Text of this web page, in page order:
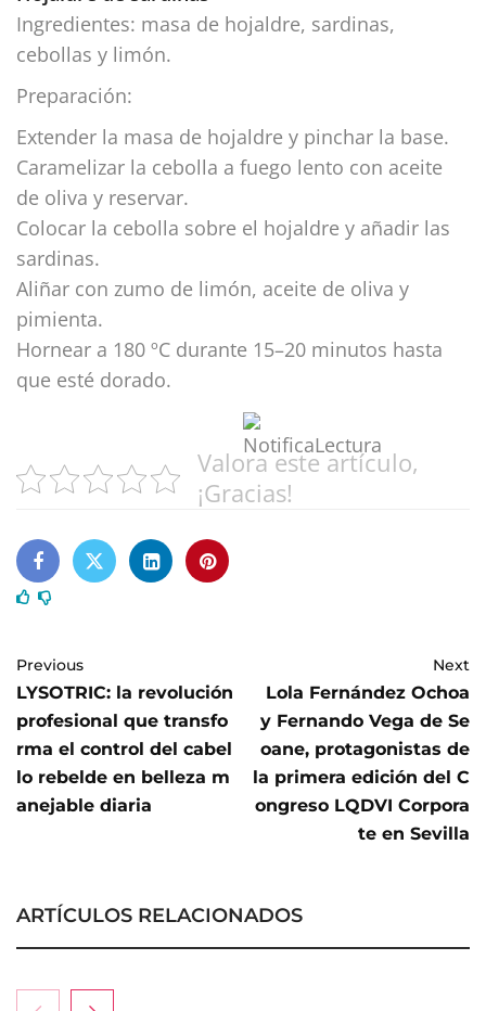
Ingredientes: masa de hojaldre, sardinas,
cebollas y limón.
Preparación:
Extender la masa de hojaldre y pinchar la base.
Caramelizar la cebolla a fuego lento con aceite
de oliva y reservar.
Colocar la cebolla sobre el hojaldre y añadir las
sardinas.
Aliñar con zumo de limón, aceite de oliva y
pimienta.
Hornear a 180 ºC durante 15–20 minutos hasta
que esté dorado.
Valora este artículo,
¡Gracias!
Previous
LYSOTRIC: la revolución
profesional que transfo
rma el control del cabel
lo rebelde en belleza m
anejable diaria
Next
Lola Fernández Ochoa
y Fernando Vega de Se
oane, protagonistas de
la primera edición del C
ongreso LQDVI Corpora
te en Sevilla
ARTÍCULOS RELACIONADOS